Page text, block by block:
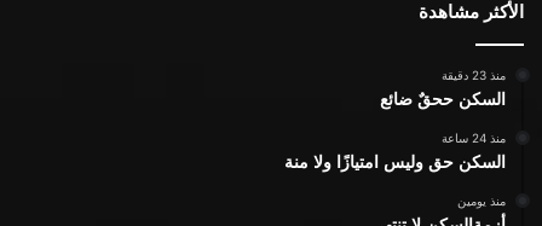
الأكثر مشاهدة
منذ 23 دقيقة
السكن ححقٌ ضائع
منذ 24 ساعة
السكن حق وليس امتيازًا ولا منة
منذ يومين